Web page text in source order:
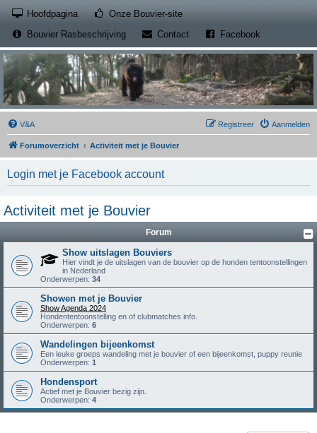
Hoofdpagina Onze Bouvier-site(Opens a new tab)
Bouvier Rasbeschrijving
Contact(Opens a new tab)
Facebook
V&A Aanmelden
Registreer
Forumoverzicht Activiteit met je Bouvier
Login met je Facebook account
Activiteit met je Bouvier
Forum
Show uitslagen Bouviers
Hier vindt je de uitslagen van de bouvier op de honden tentoonstellingen
in Nederland
Onderwerpen: 34
Showen met je Bouvier
Show Agenda 2024
Hondententoonstelling en of clubmatches info.
Onderwerpen: 6
Wandelingen bijeenkomst
Een leuke groeps wandeling met je bouvier of een bijeenkomst, puppy reunie
Onderwerpen: 1
Hondensport
Actief met je Bouvier bezig zijn.
Onderwerpen: 4